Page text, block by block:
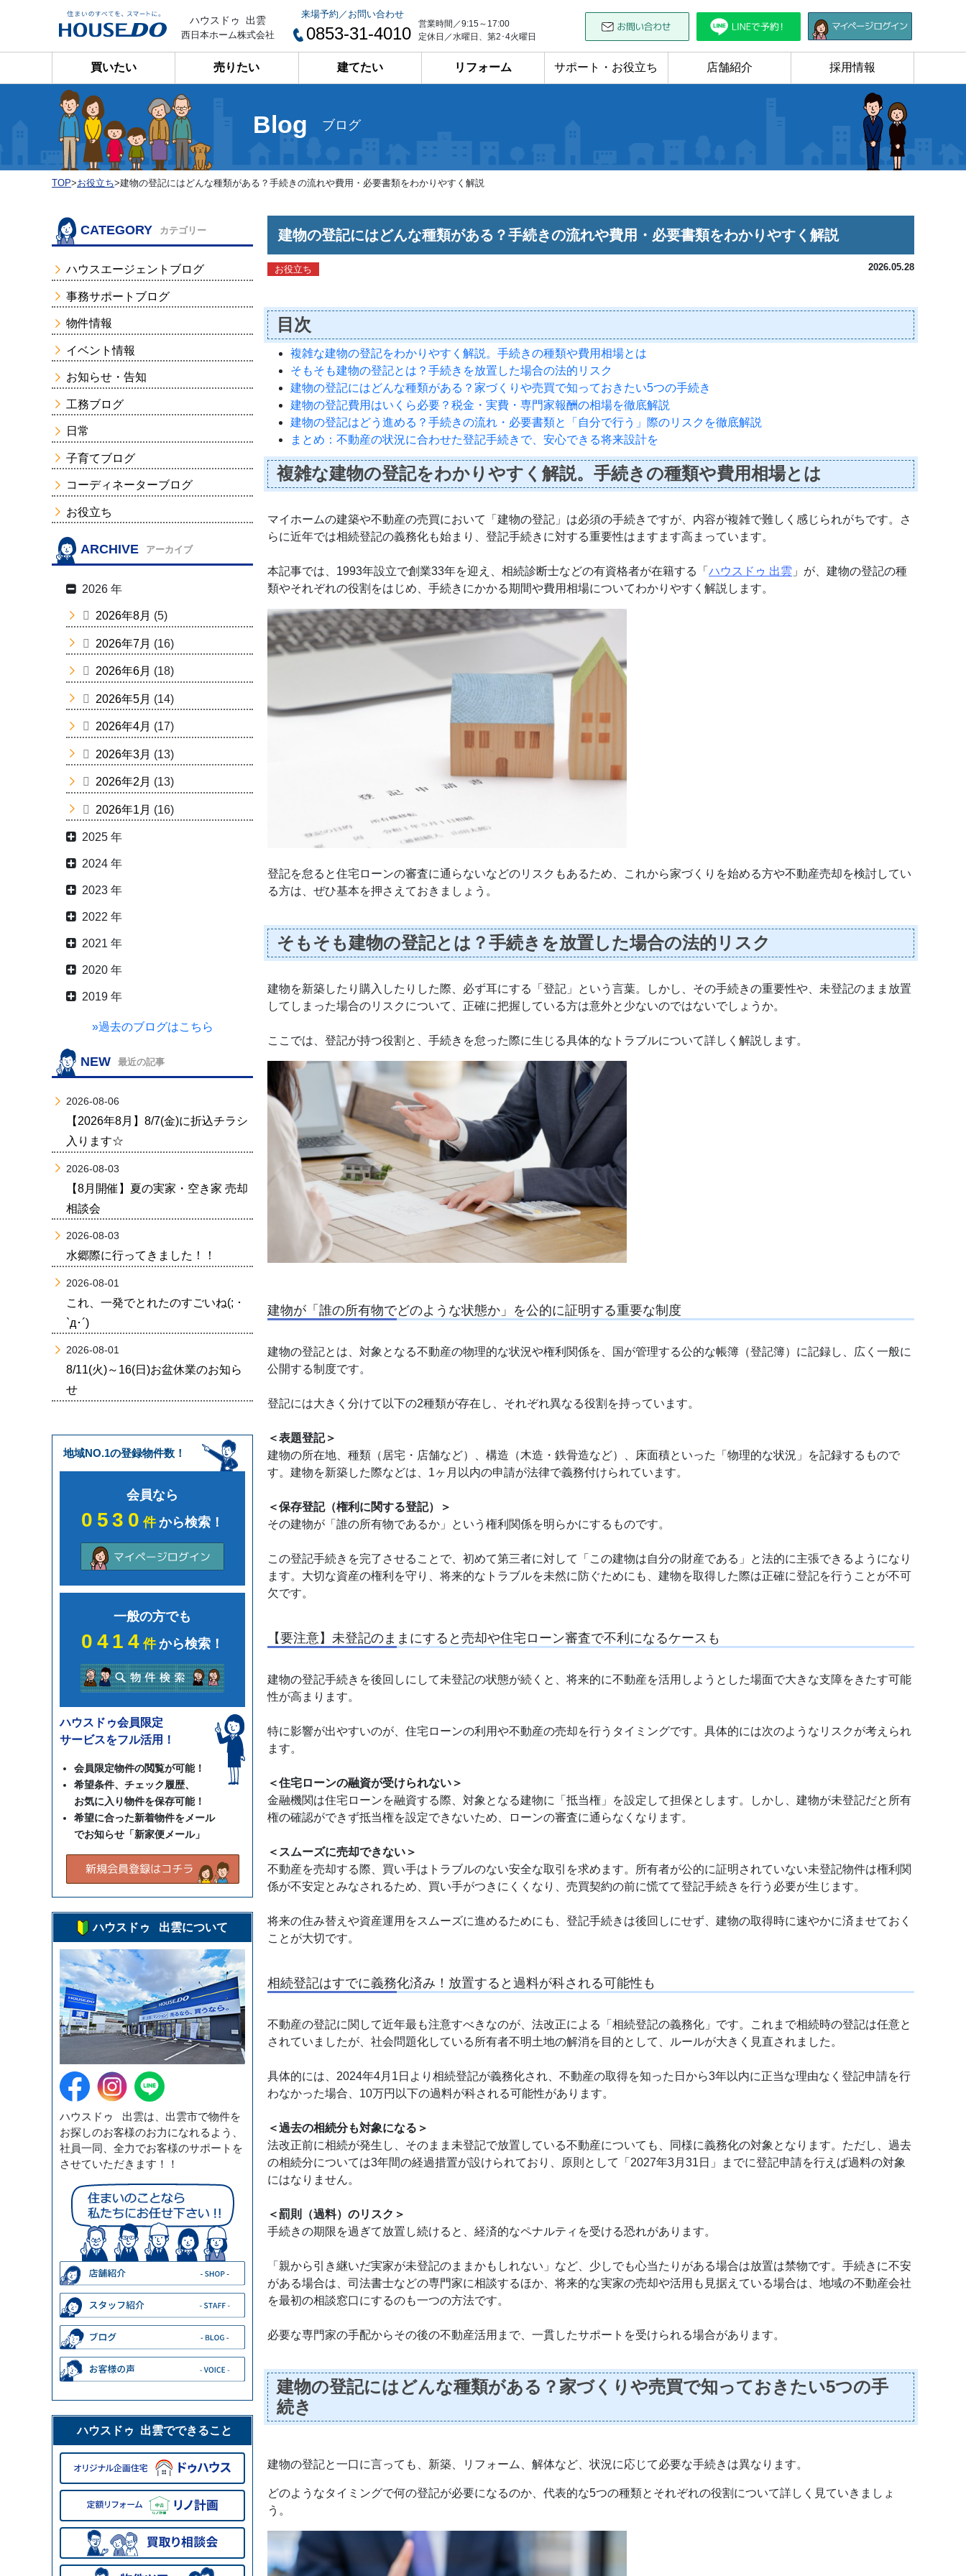
ハウスドゥ 出雲
西日本ホーム株式会社
来場予約／お問い合わせ
0853-31-4010
営業時間／9:15～17:00
定休日／水曜日、第2･4火曜日
買いたい 売りたい 建てたい リフォーム サポート・お役立ち 店舗紹介 採用情報
Blog ブログ
TOP>お役立ち>建物の登記にはどんな種類がある？手続きの流れや費用・必要書類をわかりやすく解説
建物の登記にはどんな種類がある？手続きの流れや費用・必要書類をわかりやすく解説
お役立ち 2026.05.28
目次
複雑な建物の登記をわかりやすく解説。手続きの種類や費用相場とは
そもそも建物の登記とは？手続きを放置した場合の法的リスク
建物の登記にはどんな種類がある？家づくりや売買で知っておきたい5つの手続き
建物の登記費用はいくら必要？税金・実費・専門家報酬の相場を徹底解説
建物の登記はどう進める？手続きの流れ・必要書類と「自分で行う」際のリスクを徹底解説
まとめ：不動産の状況に合わせた登記手続きで、安心できる将来設計を
複雑な建物の登記をわかりやすく解説。手続きの種類や費用相場とは
マイホームの建築や不動産の売買において「建物の登記」は必須の手続きですが、内容が複雑で難しく感じられがちです。さ
らに近年では相続登記の義務化も始まり、登記手続きに対する重要性はますます高まっています。
本記事では、1993年設立で創業33年を迎え、相続診断士などの有資格者が在籍する「 ハウスドゥ 出雲 」が、建物の登記の種
類やそれぞれの役割をはじめ、手続きにかかる期間や費用相場についてわかりやすく解説します。
登記を怠ると住宅ローンの審査に通らないなどのリスクもあるため、これから家づくりを始める方や不動産売却を検討してい
る方は、ぜひ基本を押さえておきましょう。
そもそも建物の登記とは？手続きを放置した場合の法的リスク
建物を新築したり購入したりした際、必ず耳にする「登記」という言葉。しかし、その手続きの重要性や、未登記のまま放置
してしまった場合のリスクについて、正確に把握している方は意外と少ないのではないでしょうか。
ここでは、登記が持つ役割と、手続きを怠った際に生じる具体的なトラブルについて詳しく解説します。
建物が「誰の所有物でどのような状態か」を公的に証明する重要な制度
建物の登記とは、対象となる不動産の物理的な状況や権利関係を、国が管理する公的な帳簿（登記簿）に記録し、広く一般に
公開する制度です。
登記には大きく分けて以下の2種類が存在し、それぞれ異なる役割を持っています。
＜表題登記＞
建物の所在地、種類（居宅・店舗など）、構造（木造・鉄骨造など）、床面積といった「物理的な状況」を記録するもので
す。建物を新築した際などは、1ヶ月以内の申請が法律で義務付けられています。
＜保存登記（権利に関する登記）＞
その建物が「誰の所有物であるか」という権利関係を明らかにするものです。
この登記手続きを完了させることで、初めて第三者に対して「この建物は自分の財産である」と法的に主張できるようになり
ます。大切な資産の権利を守り、将来的なトラブルを未然に防ぐためにも、建物を取得した際は正確に登記を行うことが不可
欠です。
【要注意】未登記のままにすると売却や住宅ローン審査で不利になるケースも
建物の登記手続きを後回しにして未登記の状態が続くと、将来的に不動産を活用しようとした場面で大きな支障をきたす可能
性が高まります。
特に影響が出やすいのが、住宅ローンの利用や不動産の売却を行うタイミングです。具体的には次のようなリスクが考えられ
ます。
＜住宅ローンの融資が受けられない＞
金融機関は住宅ローンを融資する際、対象となる建物に「抵当権」を設定して担保とします。しかし、建物が未登記だと所有
権の確認ができず抵当権を設定できないため、ローンの審査に通らなくなります。
＜スムーズに売却できない＞
不動産を売却する際、買い手はトラブルのない安全な取引を求めます。所有者が公的に証明されていない未登記物件は権利関
係が不安定とみなされるため、買い手がつきにくくなり、売買契約の前に慌てて登記手続きを行う必要が生じます。
将来の住み替えや資産運用をスムーズに進めるためにも、登記手続きは後回しにせず、建物の取得時に速やかに済ませておく
ことが大切です。
相続登記はすでに義務化済み！放置すると過料が科される可能性も
不動産の登記に関して近年最も注意すべきなのが、法改正による「相続登記の義務化」です。これまで相続時の登記は任意と
されていましたが、社会問題化している所有者不明土地の解消を目的として、ルールが大きく見直されました。
具体的には、2024年4月1日より相続登記が義務化され、不動産の取得を知った日から3年以内に正当な理由なく登記申請を行
わなかった場合、10万円以下の過料が科される可能性があります。
＜過去の相続分も対象になる＞
法改正前に相続が発生し、そのまま未登記で放置している不動産についても、同様に義務化の対象となります。ただし、過去
の相続分については3年間の経過措置が設けられており、原則として「2027年3月31日」までに登記申請を行えば過料の対象
にはなりません。
＜罰則（過料）のリスク＞
手続きの期限を過ぎて放置し続けると、経済的なペナルティを受ける恐れがあります。
「親から引き継いだ実家が未登記のままかもしれない」など、少しでも心当たりがある場合は放置は禁物です。手続きに不安
がある場合は、司法書士などの専門家に相談するほか、将来的な実家の売却や活用も見据えている場合は、地域の不動産会社
を最初の相談窓口にするのも一つの方法です。
必要な専門家の手配からその後の不動産活用まで、一貫したサポートを受けられる場合があります。
建物の登記にはどんな種類がある？家づくりや売買で知っておきたい5つの手
続き
建物の登記と一口に言っても、新築、リフォーム、解体など、状況に応じて必要な手続きは異なります。
どのようなタイミングで何の登記が必要になるのか、代表的な5つの種類とそれぞれの役割について詳しく見ていきましょ
う。
CATEGORY カテゴリー
ハウスエージェントブログ
事務サポートブログ
物件情報
イベント情報
お知らせ・告知
工務ブログ
日常
子育てブログ
コーディネーターブログ
お役立ち
ARCHIVE アーカイブ
2026 年
2026年8月 (5)
2026年7月 (16)
2026年6月 (18)
2026年5月 (14)
2026年4月 (17)
2026年3月 (13)
2026年2月 (13)
2026年1月 (16)
2025 年
2024 年
2023 年
2022 年
2021 年
2020 年
2019 年
»過去のブログはこちら
NEW 最近の記事
2026-08-06
【2026年8月】8/7(金)に折込チラシ
入ります☆
2026-08-03
【8月開催】夏の実家・空き家 売却
相談会
2026-08-03
水郷際に行ってきました！！
2026-08-01
これ、一発でとれたのすごいね(; ･
`д･´)
2026-08-01
8/11(火)～16(日)お盆休業のお知ら
せ
地域NO.1の登録物件数！
会員なら
0530件から検索！
一般の方でも
0414件から検索！
ハウスドゥ会員限定
サービスをフル活用！
会員限定物件の閲覧が可能！
希望条件、チェック履歴、
お気に入り物件を保存可能！
希望に合った新着物件をメール
でお知らせ「新家便メール」
ハウスドゥ 出雲について
ハウスドゥ 出雲は、出雲市で物件を
お探しのお客様のお力になれるよう、
社員一同、全力でお客様のサポートを
させていただきます！！
ハウスドゥ 出雲でできること